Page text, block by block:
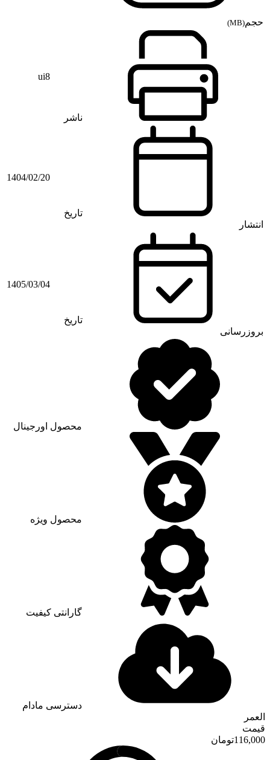
حجم(MB)
ناشر
ui8
تاریخ
انتشار
1404/02/20
تاریخ
بروزرسانی
1405/03/04
محصول اورجینال
محصول ویژه
گارانتی کیفیت
دسترسی مادام
العمر
قیمت
116,000تومان